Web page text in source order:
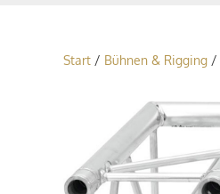
Start/ Bühnen & Rigging/